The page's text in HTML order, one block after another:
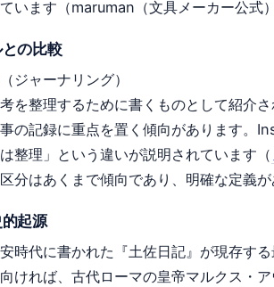
います（maruman（文具メーカー公式
の比較
ジャーナリング）
を整理するために書くものとして紹介
の記録に重点を置く傾向があります。
整理」という違いが説明されています（
分はあくまで傾向であり、明確な定義
起源
時代に書かれた『土佐日記』が現存す
ければ、古代ローマの皇帝マルクス・